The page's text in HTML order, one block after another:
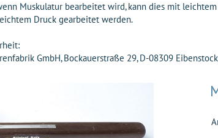
Muskulatur bearbeitet wird, kann dies mit
Druck gearbeitet werden.
GmbH, Bockauerstraße 29, D-08309